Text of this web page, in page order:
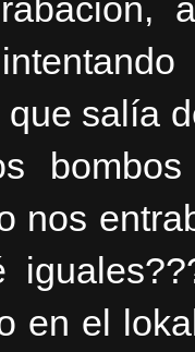
salía
nos
en el